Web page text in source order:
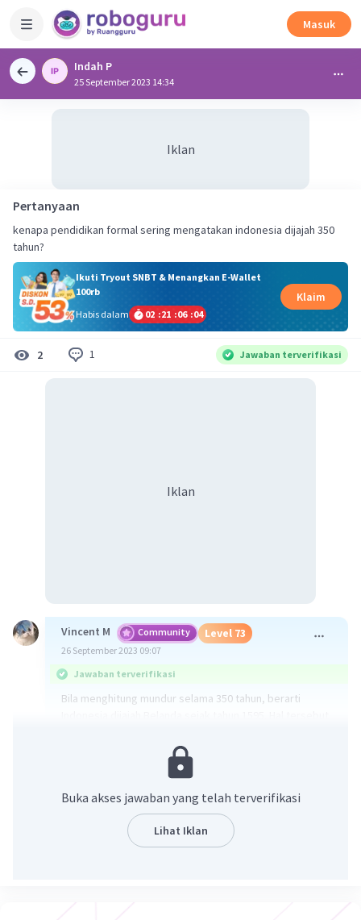
Masuk
Indah P
25 September 2023 14:34
Iklan
Pertanyaan
kenapa pendidikan formal sering mengatakan indonesia dijajah 350
tahun?
Ikuti Tryout SNBT & Menangkan E-Wallet
100rb
Habis dalam
02 :21 :06 :04
Klaim
2 1 Jawaban terverifikasi
Iklan
Vincent M Community Level 73
26 September 2023 09:07
Jawaban terverifikasi
Bila menghitung mundur selama 350 tahun, berarti
sejarah, orang Belanda yang pertama kali menjejakkan
kakinya ke Indonesia adalah Cornelis de Houtman pada
·0.0
Buka akses jawaban yang telah terverifikasi
Lihat Iklan